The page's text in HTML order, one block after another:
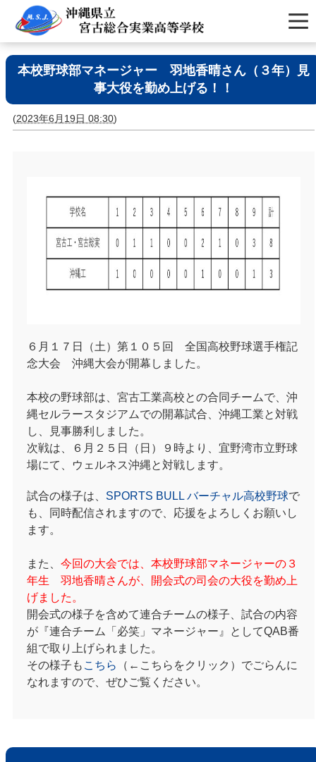
本校野球部マネージャー 羽地香晴さん（３年）見
事大役を勤め上げる！！
(2023年6月19日 08:30)
６月１７日（土）第１０５回 全国高校野球選手権記
念大会 沖縄大会が開幕しました。
本校の野球部は、宮古工業高校との合同チームで、沖
縄セルラースタジアムでの開幕試合、沖縄工業と対戦
し、見事勝利しました。
次戦は、６月２５日（日）９時より、宜野湾市立野球
場にて、ウェルネス沖縄と対戦します。
試合の様子は、 SPORTS BULL バーチャル高校野球で
も、同時配信されますので、応援をよろしくお願いし
ます。
また、 今回の大会では、本校野球部マネージャーの３
年生 羽地香晴さんが、開会式の司会の大役を勤め上
げました。
開会式の様子を含めて連合チームの様子、試合の内容
が『連合チーム「必笑」マネージャー』としてQAB番
組で取り上げられました。
その様子も こちら
（←こちらをクリック）でごらんに
なれますので、ぜひご覧ください。